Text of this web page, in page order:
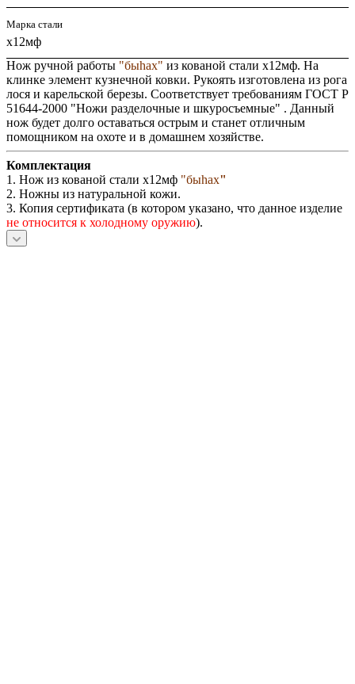
Марка стали
х12мф
Нож ручной работы "быhaх" из кованой стали х12мф. На
клинке элемент кузнечной ковки. Рукоять изготовлена из рога
лося и карельской березы. Соответствует требованиям ГОСТ Р
51644-2000 "Ножи разделочные и шкуросъемные" . Данный
нож будет долго оставаться острым и станет отличным
помощником на охоте и в домашнем хозяйстве.
Комплектация
1. Нож из кованой стали х12мф "быhaх"
2. Ножны из натуральной кожи.
3. Копия сертификата (в котором указано, что данное изделие
не относится к холодному оружию).